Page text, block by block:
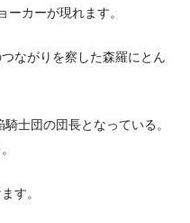
ーカーが現れます。
ながりを察した森羅にとん
士団の団長となっている。
す。